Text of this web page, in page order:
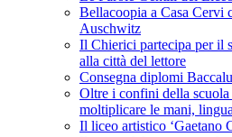
Bellacoopia a Casa Cervi
Auschwitz
Il Chierici partecipa per il
alla città del lettore
Consegna diplomi
Oltre i confini della
moltiplicare le mani,
Il liceo artistico ‘Gaetano